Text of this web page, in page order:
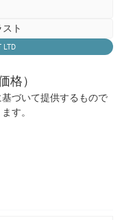
ト
LTD
格）
づいて提供するもので
す。